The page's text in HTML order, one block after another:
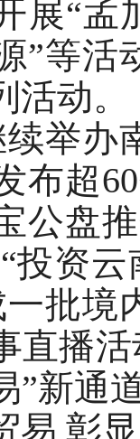
展“
”等活
动。
办南
布超
公盘
投资
批境
直播
”新通
彰显